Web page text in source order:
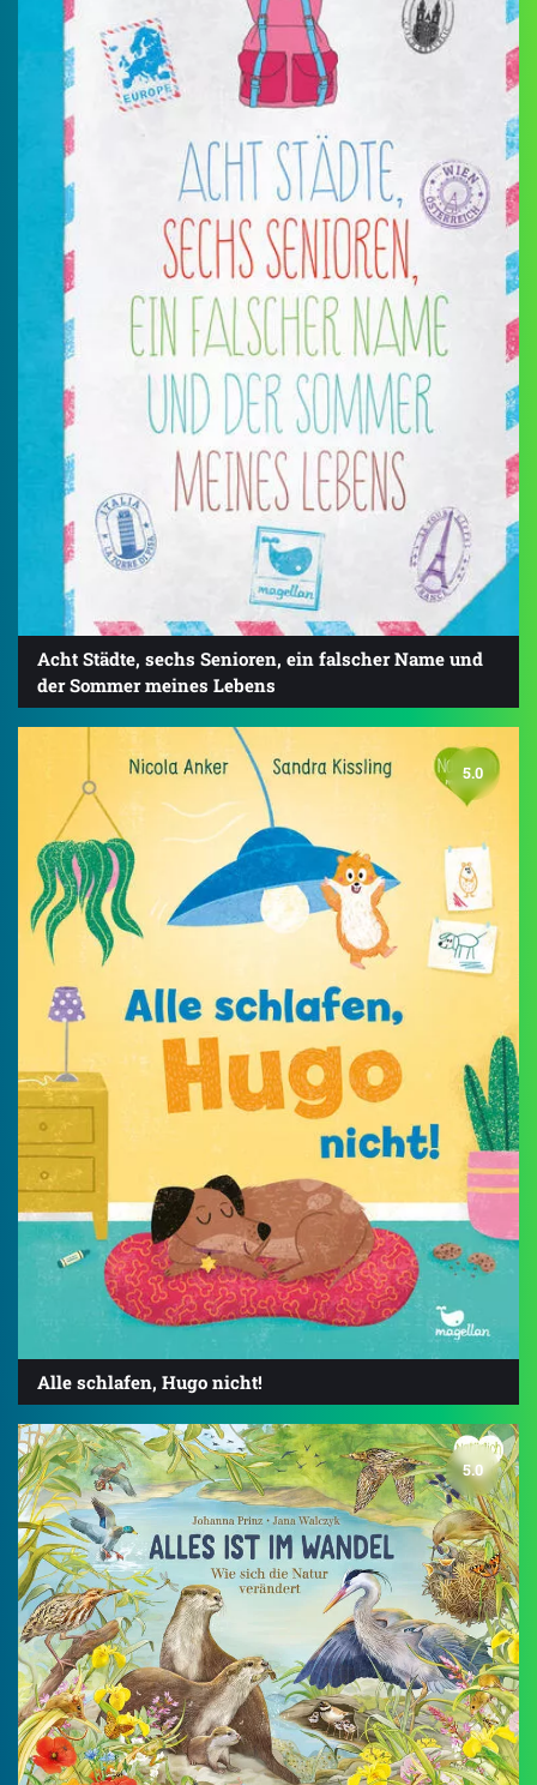
Acht Städte, sechs Senioren, ein falscher Name und
der Sommer meines Lebens
5.0
Alle schlafen, Hugo nicht!
5.0